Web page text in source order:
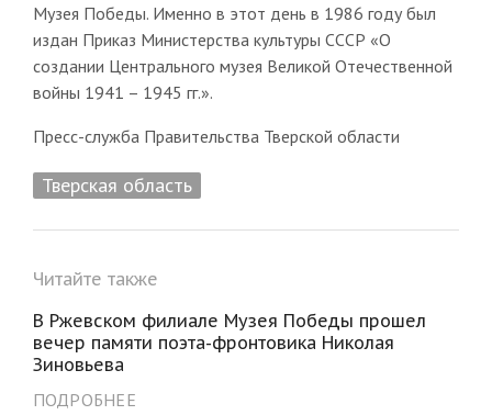
Музея Победы. Именно в этот день в 1986 году был
издан Приказ Министерства культуры СССР «О
создании Центрального музея Великой Отечественной
войны 1941 – 1945 гг.».
Пресс-служба Правительства Тверской области
Тверская область
Читайте также
В Ржевском филиале Музея Победы прошел
вечер памяти поэта-фронтовика Николая
Зиновьева
ПОДРОБНЕЕ